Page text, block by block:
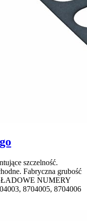
szczelność.
Fabryczna grubość
NUMERY
8704005, 8704006